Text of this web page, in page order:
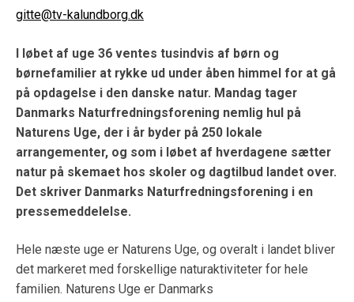
gitte@tv-kalundborg.dk
I løbet af uge 36 ventes tusindvis af børn og
børnefamilier at rykke ud under åben himmel for at gå
på opdagelse i den danske natur. Mandag tager
Danmarks Naturfredningsforening nemlig hul på
Naturens Uge, der i år byder på 250 lokale
arrangementer, og som i løbet af hverdagene sætter
natur på skemaet hos skoler og dagtilbud landet over.
Det skriver Danmarks Naturfredningsforening i en
pressemeddelelse.
Hele næste uge er Naturens Uge, og overalt i landet bliver
det markeret med forskellige naturaktiviteter for hele
familien. Naturens Uge er Danmarks